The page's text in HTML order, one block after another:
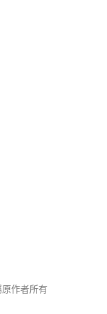
作者所有